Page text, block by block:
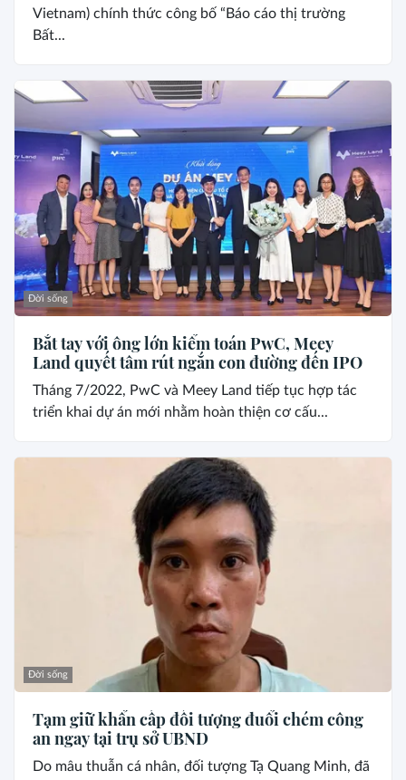
Vietnam) chính thức công bố “Báo cáo thị trường
Bất...
Đời sống
Bắt tay với ông lớn kiểm toán PwC, Meey
Land quyết tâm rút ngắn con đường đến IPO
Tháng 7/2022, PwC và Meey Land tiếp tục hợp tác
triển khai dự án mới nhằm hoàn thiện cơ cấu...
Đời sống
Tạm giữ khẩn cấp đối tượng đuổi chém công
an ngay tại trụ sở UBND
Do mâu thuẫn cá nhân, đối tượng Tạ Quang Minh, đã